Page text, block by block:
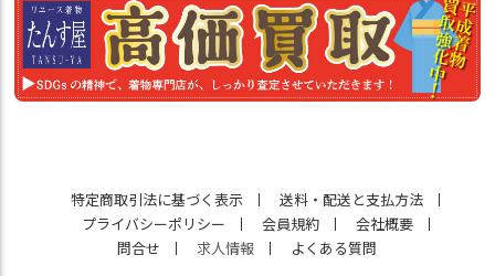
特定商取引法に基づく表示
送料・配送と支払方法
プライバシーポリシー
会員規約
会社概要
問合せ
求人情報 よくある質問